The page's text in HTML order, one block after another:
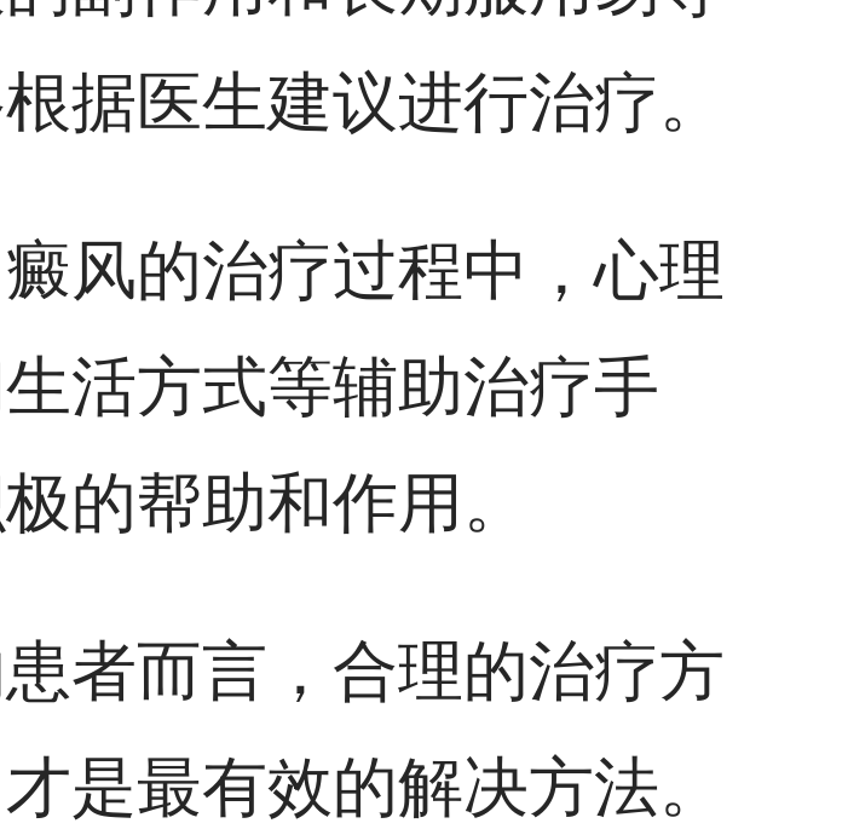
据医生建议进行治疗。
风的治疗过程中，心理
活方式等辅助治疗手
的帮助和作用。
者而言，合理的治疗方
是最有效的解决方法。